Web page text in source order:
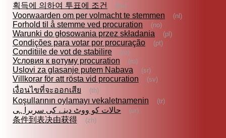
획득에 의하여 투표에 조건 (ko)
Voorwaarden om per volmacht te stemmen (nl)
Forhold til å stemme ved procuration (no)
Warunki do głosowania przez składania (pl)
Condições para votar por procuração (pt)
Conditiile de vot de stabilire (ro)
Условия к вотуму procuration (ru)
Uslovi za glasanje putem Nabava (sr)
Villkorar för att rösta vid procuration (sv)
เงื่อนไขที่จะออกเสีย (th)
Koşullarının oylamayı vekaletnamenin (tr)
حالات کو ووٹ دینے کی سربراہی (ur)
条件到表决由获得 (zh)